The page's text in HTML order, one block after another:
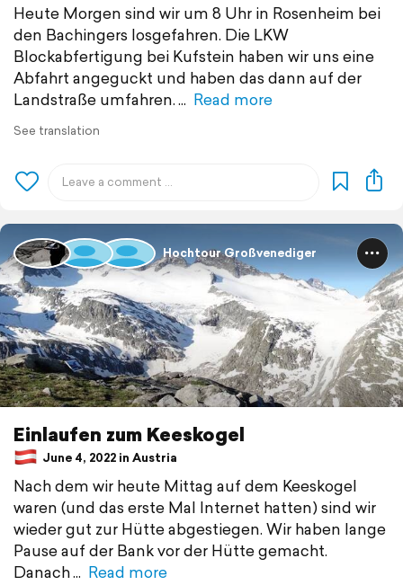
Heute Morgen sind wir um 8 Uhr in Rosenheim bei
den Bachingers losgefahren. Die LKW
Blockabfertigung bei Kufstein haben wir uns eine
Abfahrt angeguckt und haben das dann auf der
Landstraße umfahren.
Read more
See translation
Hochtour Großvenediger
Einlaufen zum Keeskogel
June 4, 2022 in Austria
Nach dem wir heute Mittag auf dem Keeskogel
waren (und das erste Mal Internet hatten) sind wir
wieder gut zur Hütte abgestiegen. Wir haben lange
Pause auf der Bank vor der Hütte gemacht.
Danach
Read more